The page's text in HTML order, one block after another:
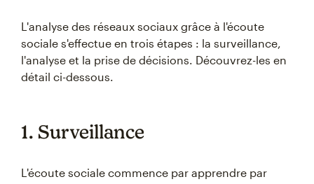
L'analyse des réseaux sociaux grâce à l'écoute
sociale s'effectue en trois étapes : la surveillance,
l'analyse et la prise de décisions. Découvrez-les en
détail ci-dessous.
1. Surveillance
L'écoute sociale commence par apprendre par